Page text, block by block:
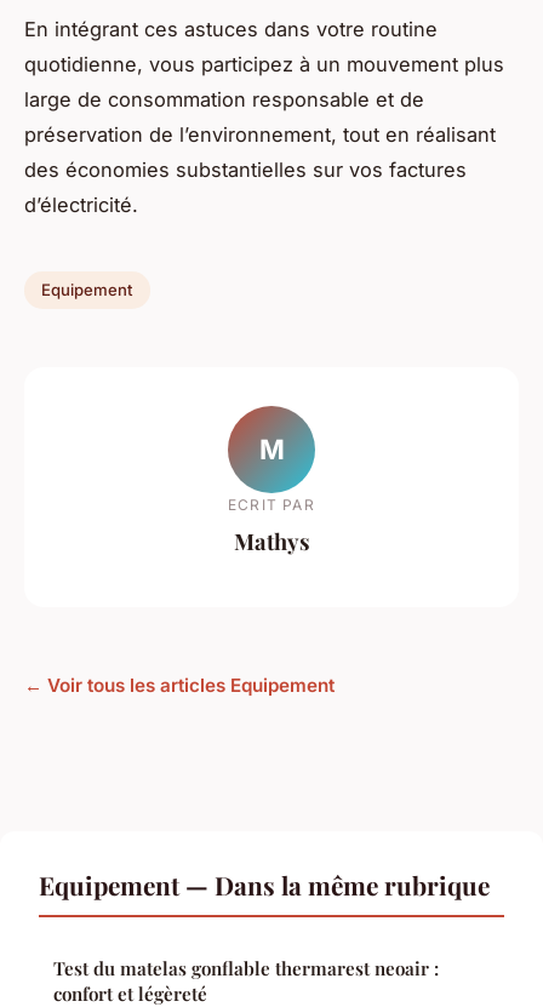
En intégrant ces astuces dans votre routine
quotidienne, vous participez à un mouvement plus
large de consommation responsable et de
préservation de l’environnement, tout en réalisant
des économies substantielles sur vos factures
d’électricité.
Equipement
M
ECRIT PAR
Mathys
← Voir tous les articles Equipement
Equipement — Dans la même rubrique
Test du matelas gonflable thermarest neoair :
confort et légèreté